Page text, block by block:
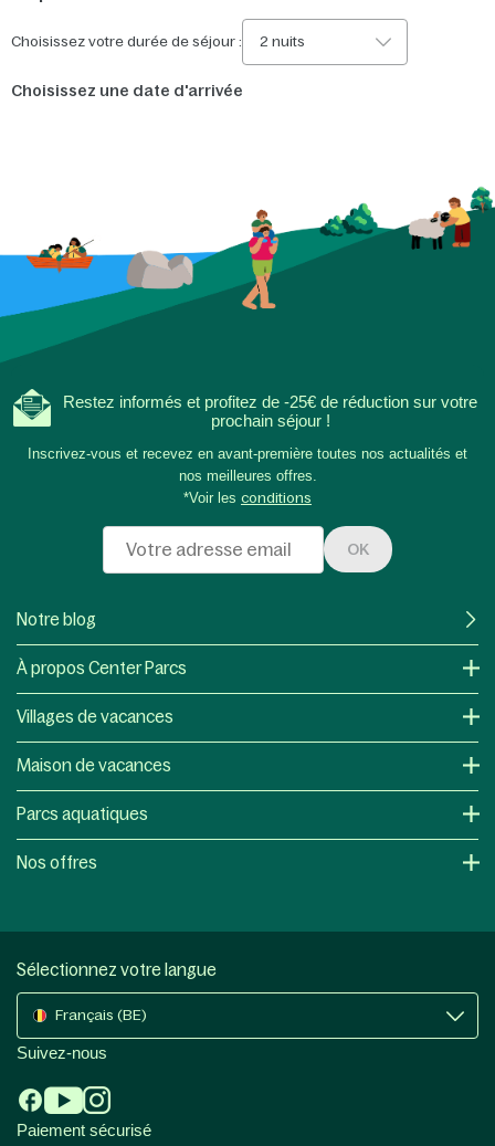
Choisissez votre durée de séjour : 2 nuits
Choisissez une date d'arrivée
Restez informés et profitez de -25€ de réduction sur votre
prochain séjour !
Inscrivez-vous et recevez en avant-première toutes nos actualités et
nos meilleures offres.
*Voir les conditions
OK
Notre blog
À propos Center Parcs
Villages de vacances
Maison de vacances
Parcs aquatiques
Nos offres
Sélectionnez votre langue
Français (BE)
Suivez-nous
Paiement sécurisé